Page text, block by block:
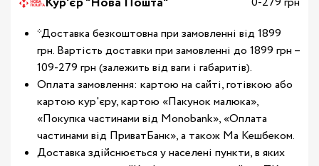
*Доставка безкоштовна при замовленні від 1899
грн. Вартість доставки при замовленні до 1899 грн –
109-279 грн (залежить від ваги і габаритів).
Оплата замовлення: картою на сайті, готівкою або
картою кур'єру, картою «Пакунок малюка»,
«Покупка частинами від Monobank», «Оплата
частинами від ПриватБанк», а також Ма Кешбеком.
Доставка здійснюється у населені пункти, в яких